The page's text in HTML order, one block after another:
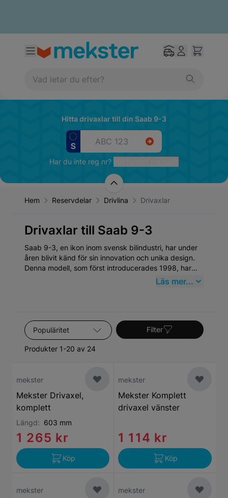
Hitta drivaxlar till din Saab 9-3
Har du inte reg nr?
Hem Reservdelar Drivlina Drivaxlar
Drivaxlar till Saab 9-3
Saab 9-3, en ikon inom svensk bilindustri, har under
åren blivit känd för sin innovation och unika design.
Denna modell, som först introducerades 1998, har
alltid stått för hög säkerhet och utmärkt kördynamik.
regelbunden kontroll och underhåll för att bibehålla
bilens prestanda och säkerhetsnivå.
Läs mer...
Sortera efter
Produkter 1-20 av 24
Filter
mekster
Mekster Drivaxel,
komplett
Längd: 603 mm
1 265 kr
Köp
mekster
Mekster Komplett
drivaxel vänster
1 114 kr
Köp
mekster mekster